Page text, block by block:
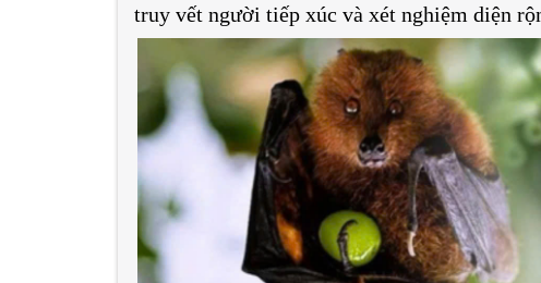
truy vết người tiếp xúc và xét nghiệm diện